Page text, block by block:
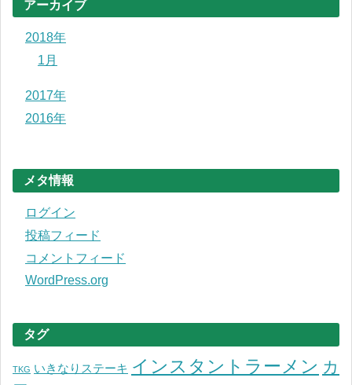
アーカイブ
2018年
1月
2017年
2016年
メタ情報
ログイン
投稿フィード
コメントフィード
WordPress.org
タグ
TKG いきなりステーキ インスタントラーメン カ